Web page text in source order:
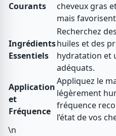
Courants
cheveux gras
mais
Ingrédients
Essentiels
Recherchez
huiles et des
hydratation et
adéquats.
Application
et
Fréquence
Appliquez le
légèrement
fréquence
l’état de vos
\n